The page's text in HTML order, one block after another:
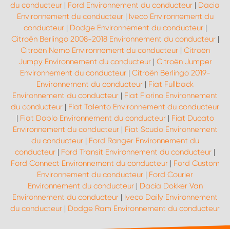
du conducteur | Ford Environnement du conducteur | Dacia
Environnement du conducteur| Iveco Environnement du
conducteur| Dodge Environnement du conducteur|
Citroën Berlingo 2008-2018 Environnement du conducteur|
Citroën Nemo Environnement du conducteur| Citroën
Jumpy Environnement du conducteur| Citroën Jumper
Environnement du conducteur| Citroën Berlingo 2019-
Environnement du conducteur | Fiat Fullback
Environnement du conducteur | Fiat Fiorino Environnement
du conducteur | Fiat Talento Environnement du conducteur
| Fiat Doblo Environnement du conducteur| Fiat Ducato
Environnement du conducteur| Fiat Scudo Environnement
du conducteur| Ford Ranger Environnement du
conducteur | Ford Transit Environnement du conducteur |
Ford Connect Environnement du conducteur| Ford Custom
Environnement du conducteur | Ford Courier
Environnement du conducteur| Dacia Dokker Van
Environnement du conducteur | Iveco Daily Environnement
du conducteur | Dodge Ram Environnement du conducteur